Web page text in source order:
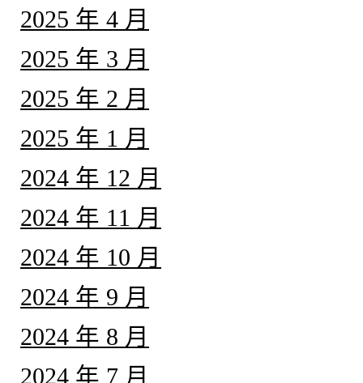
2025 年 4 月
2025 年 3 月
2025 年 2 月
2025 年 1 月
2024 年 12 月
2024 年 11 月
2024 年 10 月
2024 年 9 月
2024 年 8 月
2024 年 7 月